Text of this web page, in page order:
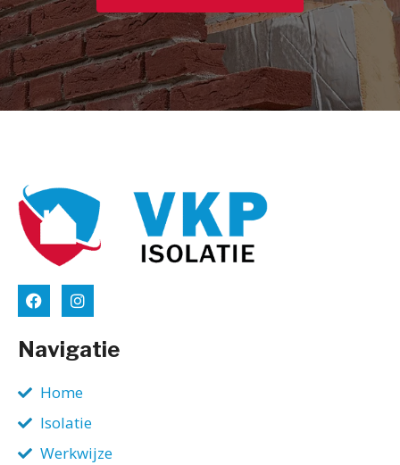
Navigatie
Home
Isolatie
Werkwijze